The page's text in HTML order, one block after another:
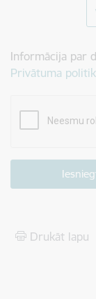
Informācija par
Privātuma
Drukāt lapu